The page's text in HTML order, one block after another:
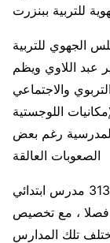
للتربية ببنزرت
الجهوي للتربية
عبد اللاوي ويظم
والاجتماعي
اللوجستية
رغم بعض
الصعوبات العالقة
ولاحظ المندوب الجهوي للتربية ان 3137 مدرس ابتدائي
سيتولون تاطير التلاميذ في حوالي 2351 فصلا ، مع تخصيص